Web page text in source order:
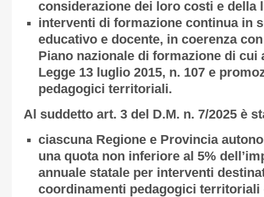
considerazione dei loro costi e della
interventi di formazione continua in
educativo e docente, in coerenza
Piano nazionale di formazione di cui
Legge 13 luglio 2015, n. 107 e
pedagogici territoriali.
Al suddetto art. 3 del D.M. n. 7/2025 è
ciascuna Regione e Provincia
una quota non inferiore al 5%
annuale statale per interventi
coordinamenti pedagogici territoriali